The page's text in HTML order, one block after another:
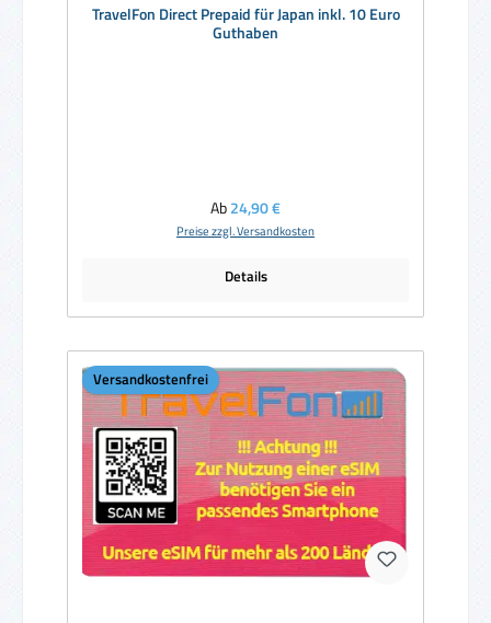
TravelFon Direct Prepaid für Japan inkl. 10 Euro
Guthaben
Regulärer Preis:
Ab24,90 €
Preise zzgl. Versandkosten
Details
Versandkostenfrei